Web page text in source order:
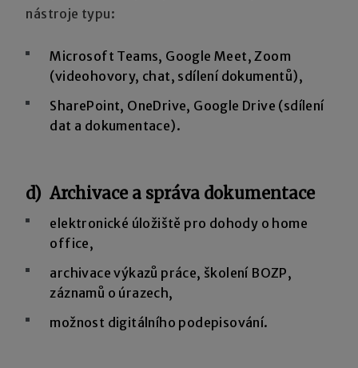
nástroje typu:
Microsoft Teams, Google Meet, Zoom
(videohovory, chat, sdílení dokumentů),
SharePoint, OneDrive, Google Drive (sdílení
dat a dokumentace).
d) Archivace a správa dokumentace
elektronické úložiště pro dohody o home
office,
archivace výkazů práce, školení BOZP,
záznamů o úrazech,
možnost digitálního podepisování.